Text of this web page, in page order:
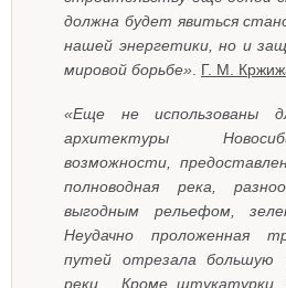
должна будет явиться
нашей энергетики, но и
мировой борьбе» Г. М.
«Еще не использованы
архитектуры
возможности,
полноводная река,
выгодным рельефом,
Неудачно проложенная
путей отрезала большую
реки... Кроме